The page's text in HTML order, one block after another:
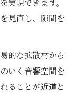
見直し、隙間を
的な拡散材から
いく音響空間を
ることが近道と